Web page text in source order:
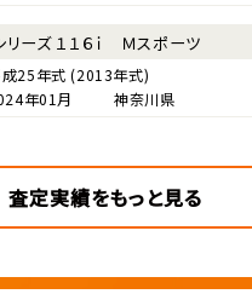
ーズ １１６ｉ Ｍスポーツ
25年式(2013年式)
年01月 神奈川県
査定実績をもっと見る